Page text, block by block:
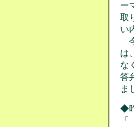
ー
取
い
は
な
答
ま
◆